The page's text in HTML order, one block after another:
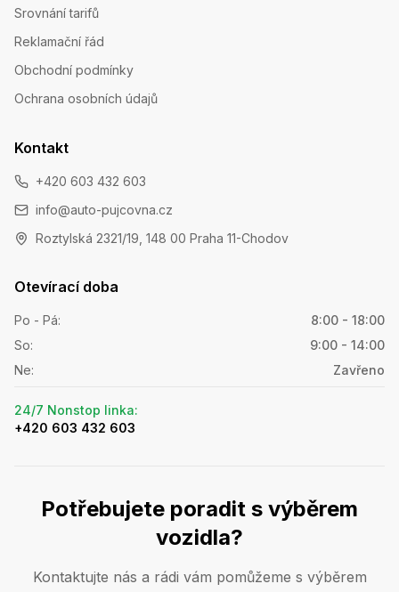
Srovnání tarifů
Reklamační řád
Obchodní podmínky
Ochrana osobních údajů
Kontakt
+420 603 432 603
info@auto-pujcovna.cz
Roztylská 2321/19, 148 00 Praha 11-Chodov
Otevírací doba
Po - Pá:
8:00 - 18:00
So:
9:00 - 14:00
Ne: Zavřeno
24/7 Nonstop linka:
+420 603 432 603
Potřebujete poradit s výběrem
vozidla?
Kontaktujte nás a rádi vám pomůžeme s výběrem